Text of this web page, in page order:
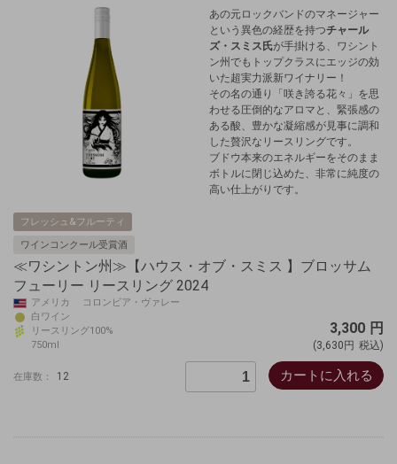
あの元ロックバンドのマネージャー
という異色の経歴を持つチャール
ズ・スミス氏が手掛ける、ワシント
ン州でもトップクラスにエッジの効
いた超実力派新ワイナリー！
その名の通り「咲き誇る花々」を思
わせる圧倒的なアロマと、緊張感の
ある酸、豊かな凝縮感が見事に調和
した贅沢なリースリングです。
ブドウ本来のエネルギーをそのまま
ボトルに閉じ込めた、非常に純度の
高い仕上がりです。
フレッシュ&フルーティ
ワインコンクール受賞酒
≪ワシントン州≫【ハウス・オブ・スミス 】ブロッサム
フューリー リースリング 2024
アメリカ コロンビア・ヴァレー
白ワイン
リースリング100%
750ml
3,300 円
(3,630円 税込)
在庫数： 12 カートに入れる